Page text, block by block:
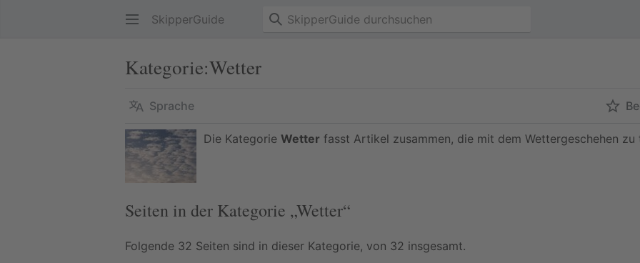
SkipperGuide
Kategorie:Wetter
Sprache
Die Kategorie Wetter fasst Artikel zusammen, die mit dem Wettergeschehen zu
Seiten in der Kategorie „Wetter“
Folgende 32 Seiten sind in dieser Kategorie, von 32 insgesamt.